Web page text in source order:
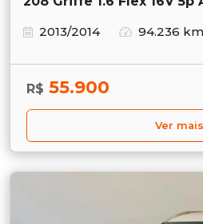
2013/2014
94.236 km
R$ 55.900
Ver mais